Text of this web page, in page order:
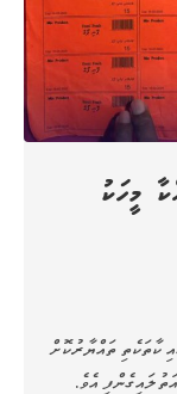
މީހަކު
ކާތަކެތި ތައްޔާރުކޮށް
އެވެ.